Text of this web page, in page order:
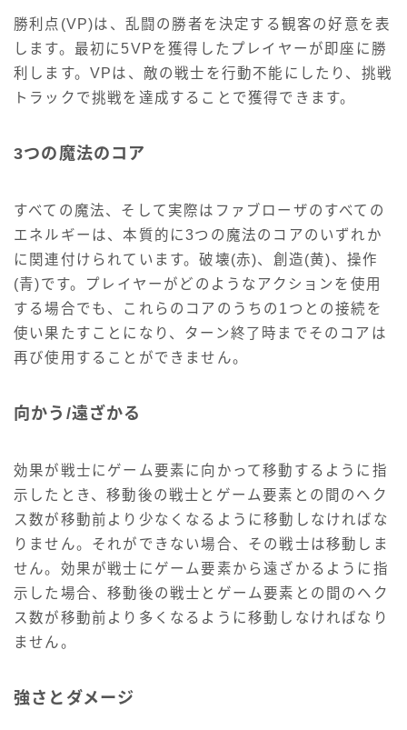
勝利点(VP)は、乱闘の勝者を決定する観客の好意を表
します。最初に5VPを獲得したプレイヤーが即座に勝
利します。VPは、敵の戦士を行動不能にしたり、挑戦
トラックで挑戦を達成することで獲得できます。
3つの魔法のコア
すべての魔法、そして実際はファブローザのすべての
エネルギーは、本質的に3つの魔法のコアのいずれか
に関連付けられています。破壊(赤)、創造(黄)、操作
(青)です。プレイヤーがどのようなアクションを使用
する場合でも、これらのコアのうちの1つとの接続を
使い果たすことになり、ターン終了時までそのコアは
再び使用することができません。
向かう/遠ざかる
効果が戦士にゲーム要素に向かって移動するように指
示したとき、移動後の戦士とゲーム要素との間のヘク
ス数が移動前より少なくなるように移動しなければな
りません。それができない場合、その戦士は移動しま
せん。効果が戦士にゲーム要素から遠ざかるように指
示した場合、移動後の戦士とゲーム要素との間のヘク
ス数が移動前より多くなるように移動しなければなり
ません。
強さとダメージ